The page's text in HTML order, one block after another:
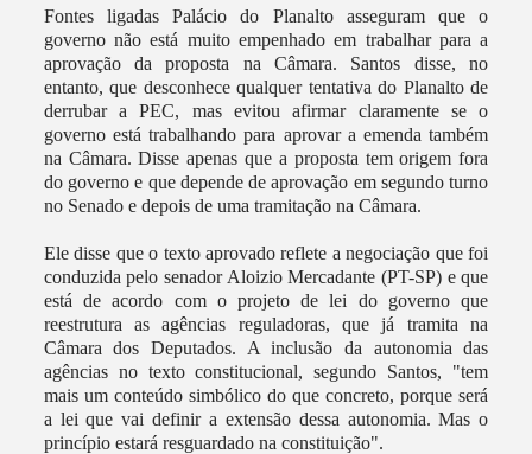
Fontes ligadas Palácio do Planalto asseguram que o
governo não está muito empenhado em trabalhar para a
aprovação da proposta na Câmara. Santos disse, no
entanto, que desconhece qualquer tentativa do Planalto de
derrubar a PEC, mas evitou afirmar claramente se o
governo está trabalhando para aprovar a emenda também
na Câmara. Disse apenas que a proposta tem origem fora
do governo e que depende de aprovação em segundo turno
no Senado e depois de uma tramitação na Câmara.
Ele disse que o texto aprovado reflete a negociação que foi
conduzida pelo senador Aloizio Mercadante (PT-SP) e que
está de acordo com o projeto de lei do governo que
reestrutura as agências reguladoras, que já tramita na
Câmara dos Deputados. A inclusão da autonomia das
agências no texto constitucional, segundo Santos, "tem
mais um conteúdo simbólico do que concreto, porque será
a lei que vai definir a extensão dessa autonomia. Mas o
princípio estará resguardado na constituição".